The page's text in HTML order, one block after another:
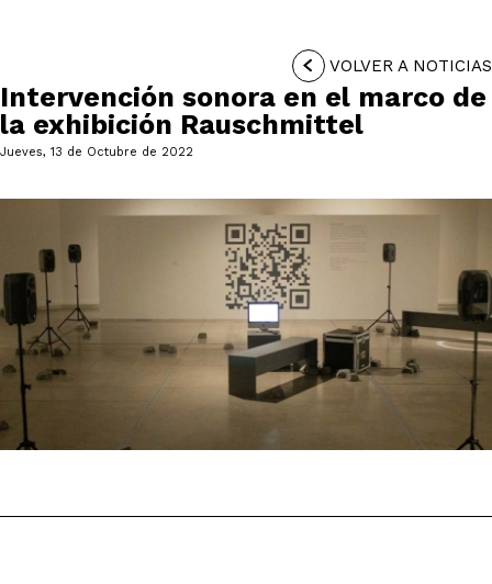
VOLVER A NOTICIAS
Intervención sonora en el marco de
la exhibición Rauschmittel
Jueves, 13 de Octubre de 2022